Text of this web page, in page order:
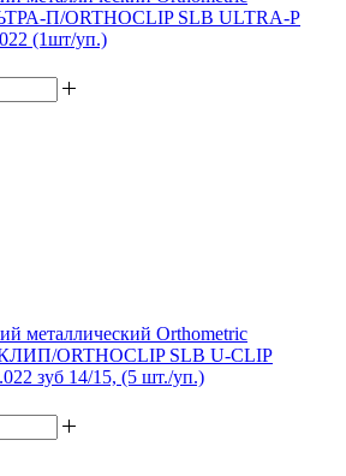
П/ORTHOCLIP SLB ULTRA-P
(1шт/уп.)
металлический Orthometric
ORTHOCLIP SLB U-CLIP
зуб 14/15, (5 шт./уп.)